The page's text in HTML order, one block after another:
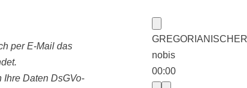
per E-Mail das
Daten DsGVo-
nobis
00:00